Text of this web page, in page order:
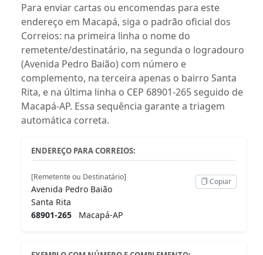
Para enviar cartas ou encomendas para este
endereço em Macapá, siga o padrão oficial dos
Correios: na primeira linha o nome do
remetente/destinatário, na segunda o logradouro
(Avenida Pedro Baião) com número e
complemento, na terceira apenas o bairro Santa
Rita, e na última linha o CEP 68901-265 seguido de
Macapá-AP. Essa sequência garante a triagem
automática correta.
ENDEREÇO PARA CORREIOS:
[Remetente ou Destinatário]
Avenida Pedro Baião
Santa Rita
68901-265 Macapá-AP
Copiar